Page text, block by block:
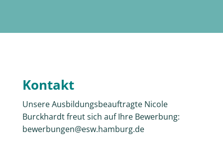
Kontakt
Unsere Ausbildungsbeauftragte Nicole
Burckhardt freut sich auf Ihre Bewerbung:
bewerbungen@esw.hamburg.de